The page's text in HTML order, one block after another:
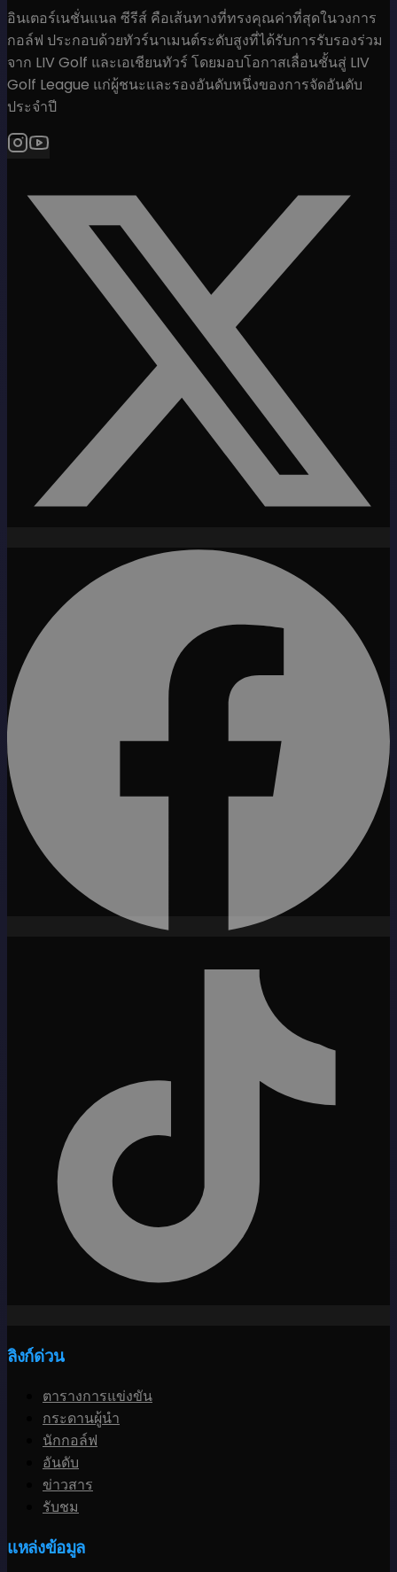
อินเตอร์เนชั่นแนล ซีรีส์ คือเส้นทางที่ทรงคุณค่าที่สุดในวงการ
กอล์ฟ ประกอบด้วยทัวร์นาเมนต์ระดับสูงที่ได้รับการรับรองร่วม
จาก LIV Golf และเอเชียนทัวร์ โดยมอบโอกาสเลื่อนชั้นสู่ LIV
Golf League แก่ผู้ชนะและรองอันดับหนึ่งของการจัดอันดับ
ประจำปี
ลิงก์ด่วน
ตารางการแข่งขัน
กระดานผู้นำ
นักกอล์ฟ
อันดับ
ข่าวสาร
รับชม
แหล่งข้อมูล